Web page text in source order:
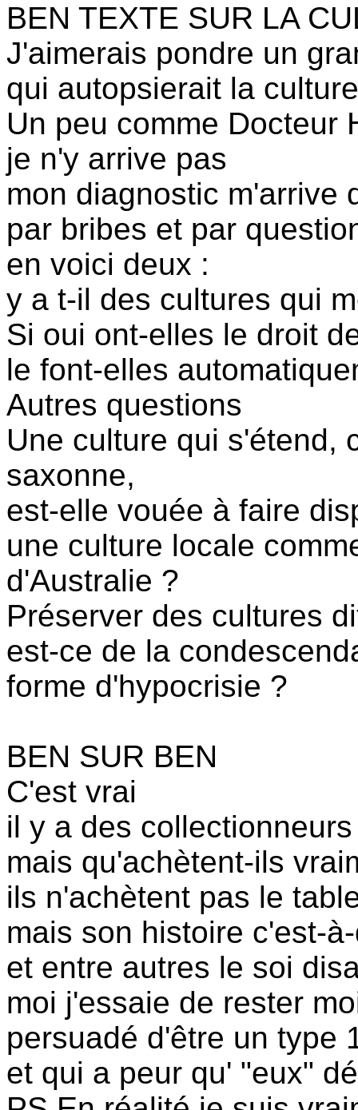
BEN TEXTE SUR LA
J'aimerais pondre un
qui autopsierait la culture
Un peu comme Docteur
je n'y arrive pas
mon diagnostic m'arrive
par bribes et par
en voici deux :
y a t-il des cultures qui
Si oui ont-elles le droit
le font-elles
Autres questions
Une culture qui s'étend,
saxonne,
est-elle vouée à faire
une culture locale
d'Australie ?
Préserver des cultures
est-ce de la
forme d'hypocrisie ?
BEN SUR BEN
C'est vrai
il y a des
mais qu'achètent-ils
ils n'achètent pas le
mais son histoire c'est-
et entre autres le soi
moi j'essaie de rester
persuadé d'être un type
et qui a peur qu' "eux"